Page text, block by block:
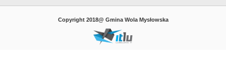
Copyright 2018@ Gmina Wola Mysłowska